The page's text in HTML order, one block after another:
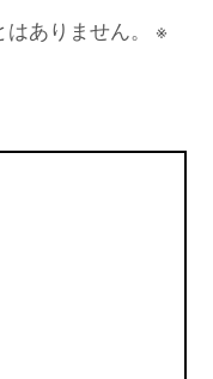
ありません。
※